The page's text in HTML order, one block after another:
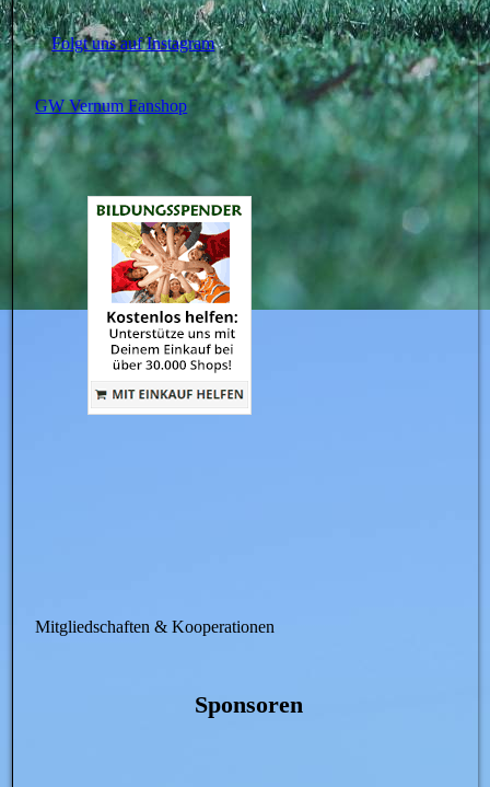
Folgt uns auf Instagram
GW Vernum Fanshop
Mitgliedschaften & Kooperationen
Sponsoren